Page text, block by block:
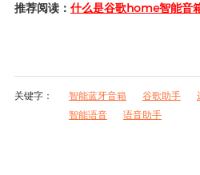
推荐阅读： 什么是谷歌home智能音
关键字： 智能蓝牙音箱 谷歌助手
智能语音
语音助手